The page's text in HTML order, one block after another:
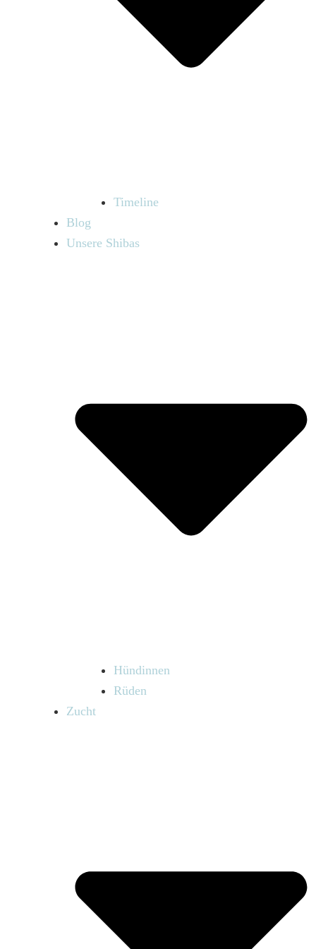
Timeline
Blog
Unsere Shibas
Hündinnen
Rüden
Zucht